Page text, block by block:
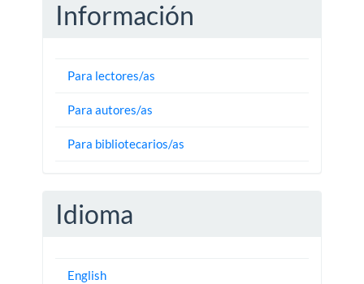
Información
Para lectores/as
Para autores/as
Para bibliotecarios/as
Idioma
English